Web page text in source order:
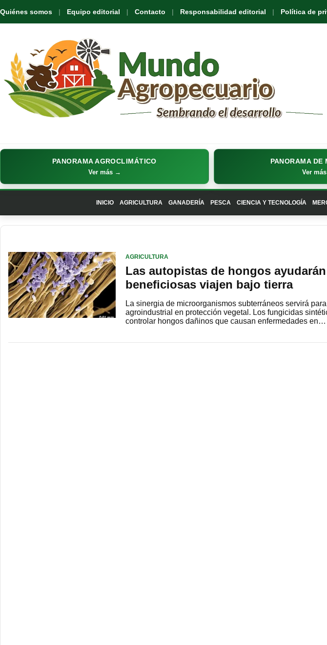
Quiénes somos Equipo editorial Contacto Responsabilidad editorial Política de
PANORAMA AGROCLIMÁTICO
Ver más →
PANORAMA DE
Ver
INICIO AGRICULTURA GANADERÍA PESCA CIENCIA Y TECNOLOGÍA
AGRICULTURA
Las autopistas de hongos
beneficiosas viajen bajo tierra
La sinergia de microorganismos subterráneos servirá
agroindustrial en protección vegetal. Los fungicidas
controlar hongos dañinos que causan enfermedades en…